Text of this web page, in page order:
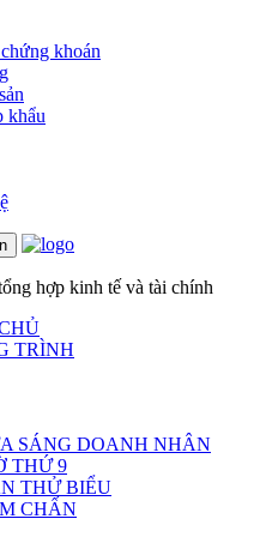
khoán
khẩu
hợp kinh tế và tài chính
TRÌNH
SÁNG DOANH NHÂN
THỨ 9
THỬ BIỂU
CHẤN